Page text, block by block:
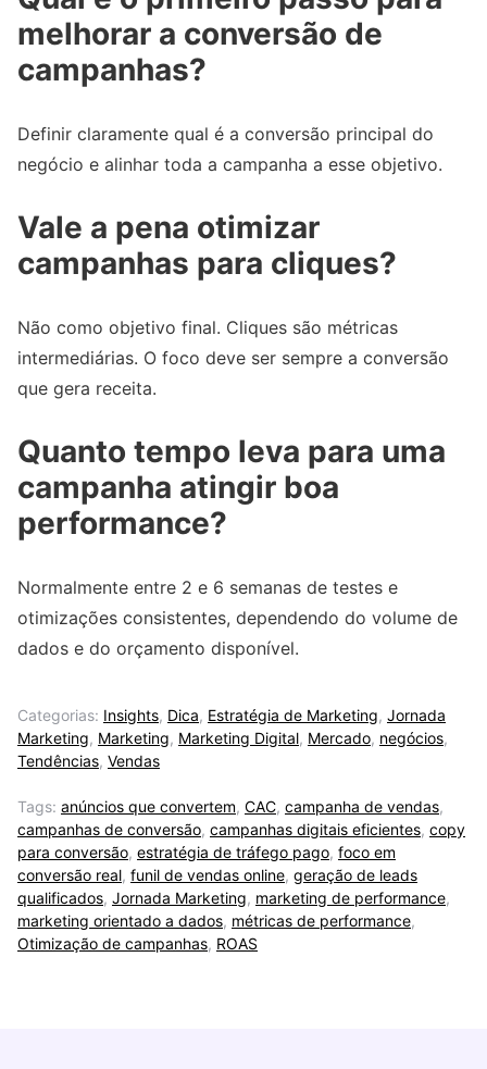
melhorar a conversão de
campanhas?
Definir claramente qual é a conversão principal do
negócio e alinhar toda a campanha a esse objetivo.
Vale a pena otimizar
campanhas para cliques?
Não como objetivo final. Cliques são métricas
intermediárias. O foco deve ser sempre a conversão
que gera receita.
Quanto tempo leva para uma
campanha atingir boa
performance?
Normalmente entre 2 e 6 semanas de testes e
otimizações consistentes, dependendo do volume de
dados e do orçamento disponível.
Categorias: Insights, Dica, Estratégia de Marketing, Jornada
Marketing, Marketing, Marketing Digital, Mercado, negócios,
Tendências, Vendas
Tags: anúncios que convertem, CAC, campanha de vendas,
campanhas de conversão, campanhas digitais eficientes, copy
para conversão, estratégia de tráfego pago, foco em
conversão real, funil de vendas online, geração de leads
qualificados, Jornada Marketing, marketing de performance,
marketing orientado a dados, métricas de performance,
Otimização de campanhas, ROAS